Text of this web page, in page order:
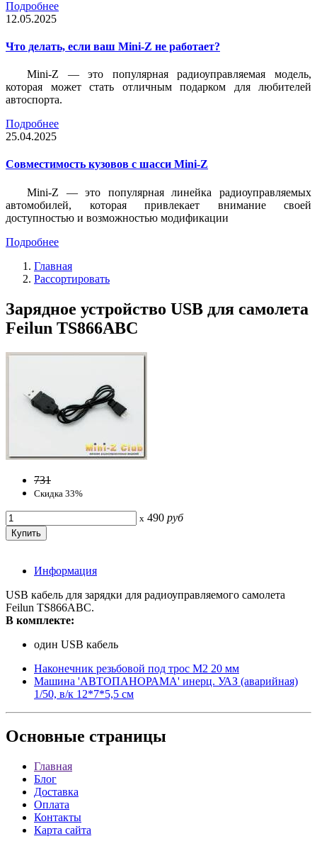
Подробнее
12.05.2025
Что делать, если ваш Mini-Z не работает?
Mini-Z — это популярная радиоуправляемая модель,
которая может стать отличным подарком для любителей
автоспорта.
Подробнее
25.04.2025
Совместимость кузовов с шасси Mini-Z
Mini-Z — это популярная линейка радиоуправляемых
автомобилей, которая привлекает внимание своей
доступностью и возможностью модификации
Подробнее
Главная
Рассортировать
Зарядное устройство USB для самолета
Feilun TS866ABC
731
Скидка 33%
x 490 руб
Информация
USB кабель для зарядки для радиоуправляемого самолета
Feilun TS866ABC.
В комплекте:
один USB кабель
Наконечник резьбовой под трос M2 20 мм
Машина 'АВТОПАНОРАМА' инерц. УАЗ (аварийная)
1/50, в/к 12*7*5,5 см
Основные страницы
Главная
Блог
Доставка
Оплата
Контакты
Карта сайта